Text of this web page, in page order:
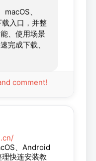
、
入口，并整
、使用场景
完成下载、
comment!
、Android
快连安装教